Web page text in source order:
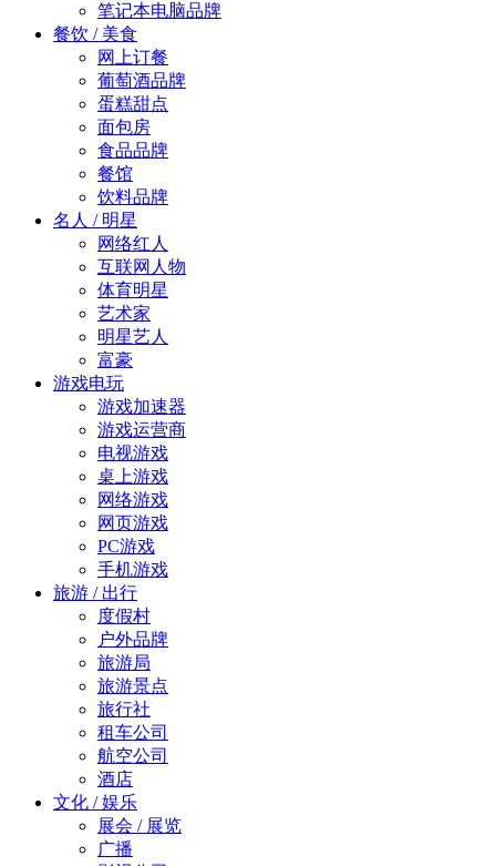
笔记本电脑品牌
餐饮 / 美食
网上订餐
葡萄酒品牌
蛋糕甜点
面包房
食品品牌
餐馆
饮料品牌
名人 / 明星
网络红人
互联网人物
体育明星
艺术家
明星艺人
富豪
游戏电玩
游戏加速器
游戏运营商
电视游戏
桌上游戏
网络游戏
网页游戏
PC游戏
手机游戏
旅游 / 出行
度假村
户外品牌
旅游局
旅游景点
旅行社
租车公司
航空公司
酒店
文化 / 娱乐
展会 / 展览
广播